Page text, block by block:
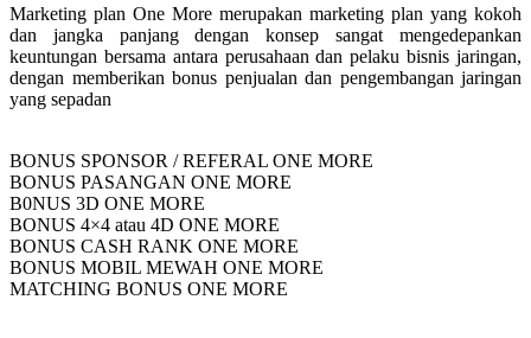
Marketing plan One More merupakan marketing plan yang kokoh
dan jangka panjang dengan konsep sangat mengedepankan
keuntungan bersama antara perusahaan dan pelaku bisnis jaringan,
dengan memberikan bonus penjualan dan pengembangan jaringan
yang sepadan
BONUS SPONSOR / REFERAL ONE MORE
BONUS PASANGAN ONE MORE
B0NUS 3D ONE MORE
BONUS 4×4 atau 4D ONE MORE
BONUS CASH RANK ONE MORE
BONUS MOBIL MEWAH ONE MORE
MATCHING BONUS ONE MORE